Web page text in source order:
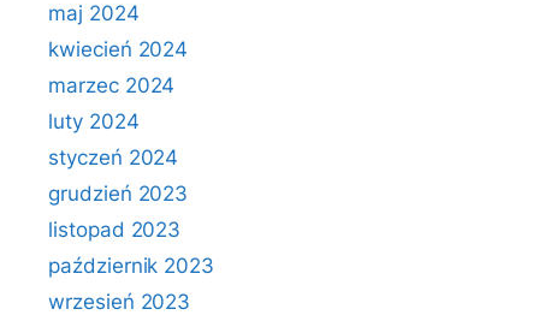
maj 2024
kwiecień 2024
marzec 2024
luty 2024
styczeń 2024
grudzień 2023
listopad 2023
październik 2023
wrzesień 2023